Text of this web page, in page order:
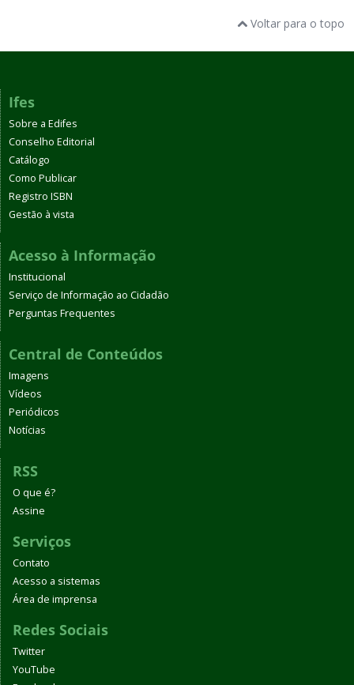
Voltar para o topo
Ifes
Sobre a Edifes
Conselho Editorial
Catálogo
Como Publicar
Registro ISBN
Gestão à vista
Acesso à Informação
Institucional
Serviço de Informação ao Cidadão
Perguntas Frequentes
Central de Conteúdos
Imagens
Vídeos
Periódicos
Notícias
RSS
O que é?
Assine
Serviços
Contato
Acesso a sistemas
Área de imprensa
Redes Sociais
Twitter
YouTube